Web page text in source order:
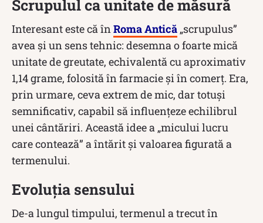
Scrupulul ca unitate de măsură
Interesant este că în Roma Antică „scrupulus”
avea și un sens tehnic: desemna o foarte mică
unitate de greutate, echivalentă cu aproximativ
1,14 grame, folosită în farmacie și în comerț. Era,
prin urmare, ceva extrem de mic, dar totuși
semnificativ, capabil să influențeze echilibrul
unei cântăriri. Această idee a „micului lucru
care contează” a întărit și valoarea figurată a
termenului.
Evoluția sensului
De-a lungul timpului, termenul a trecut în